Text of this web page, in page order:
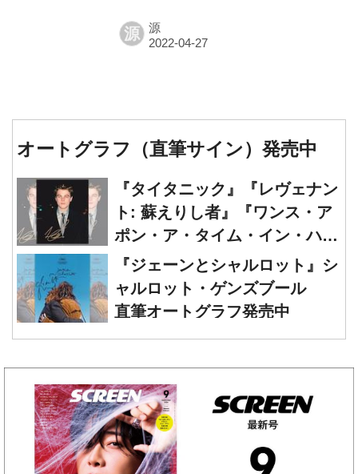
源 源
オートグラフ（直筆サイン）発売中
『タイタニック』『レヴェナン
ト: 蘇えりし者』『ワンス・ア
ポン・ア・タイム・イン・ハリ
ウッド』レオナルド・ディカプ
リオ 直筆オートグラフ発売中
『ジェーンとシャルロット』シ
ャルロット・ゲンズブール
直筆オートグラフ発売中